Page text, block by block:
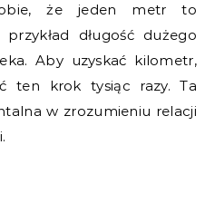
że jeden metr to
długość dużego
Aby uzyskać kilometr,
ten krok tysiąc razy. Ta
w zrozumieniu relacji